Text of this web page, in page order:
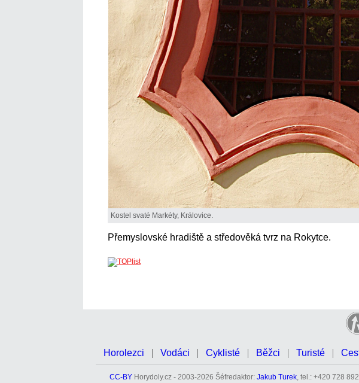
Kostel svaté Markéty, Královice.
Přemyslovské hradiště a středověká tvrz na Rokytce.
Horolezci Vodáci Cyklisté Běžci Turisté
CC-BY Horydoly.cz - 2003-2026 Šéfredaktor: Jakub Turek, tel.: +420 728